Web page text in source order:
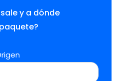
y a dónde